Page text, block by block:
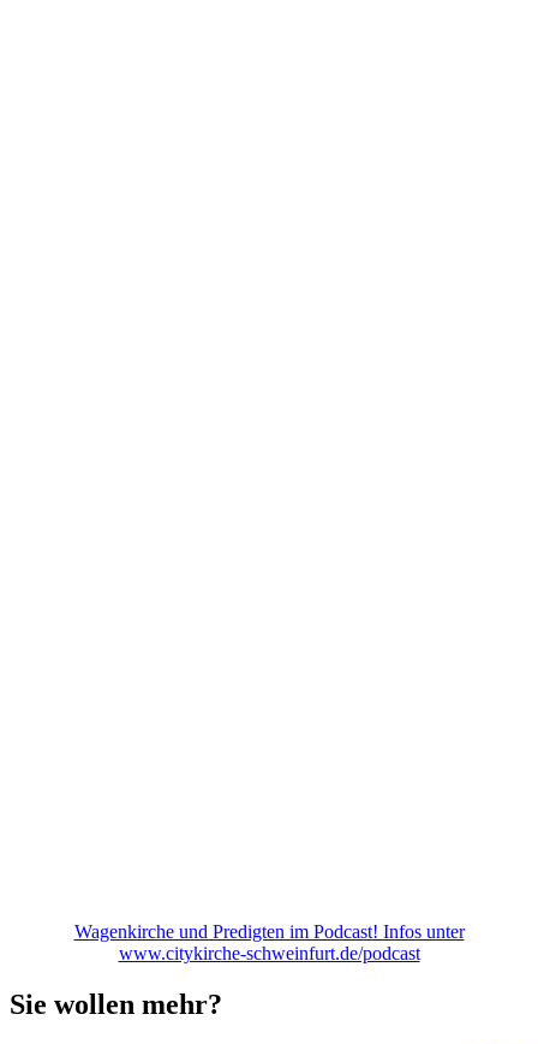
Wagenkirche und Predigten im Podcast! Infos unter
www.citykirche-schweinfurt.de/podcast
Sie wollen mehr?